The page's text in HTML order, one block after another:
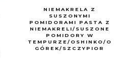
NIEMAKRELA Z
SUSZONYMI
POMIDORAMI PASTA Z
NIEMAKRELI/SUSZONE
POMIDORY W
TEMPURZE/OSHINKO/O
GÓREK/SZCZYPIOR